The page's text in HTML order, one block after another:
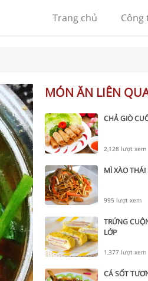
Trang chủ Công
MÓN ĂN LIÊN
CHẢ GIÒ
2,128 lượt xem
MÌ XÀO THÁI
995 lượt xem
TRỨNG
LỚP
1,377 lượt xem
CÁ SỐT